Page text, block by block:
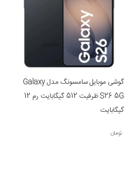
گوشی موبایل سامسونگ مدل Galaxy
S26 5G ظرفیت 512 گیگابایت رم 12
گیگابایت
تومان